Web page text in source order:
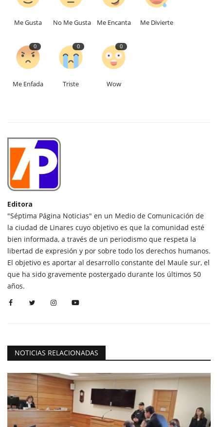
Me Gusta No Me Gusta Me Encanta Me Divierte
0
Me Enfada
0
Triste
0
Wow
Editora
"Séptima Página Noticias" en un Medio de Comunicación de
la ciudad de Linares cuyo objetivo es que la comunidad esté
bien informada, a través de un periodismo que respeta la
libertad de expresión y por sobre todo los derechos humanos.
El objetivo es aportar al desarrollo constante del Maule sur, el
que ha sido gravemente postergado durante los últimos 50
años.
NOTICIAS RELACIONADAS